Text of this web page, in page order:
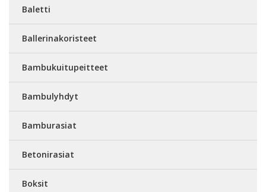
Baletti
Ballerinakoristeet
Bambukuitupeitteet
Bambulyhdyt
Bamburasiat
Betonirasiat
Boksit